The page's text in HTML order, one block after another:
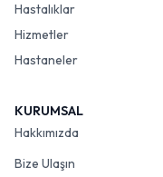
Hastalıklar
Hizmetler
Hastaneler
KURUMSAL
Hakkımızda
Bize Ulaşın